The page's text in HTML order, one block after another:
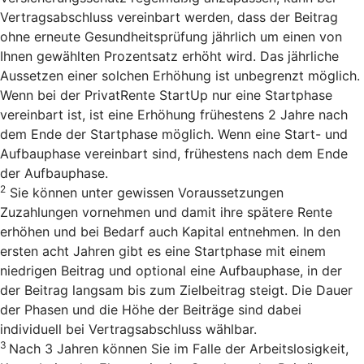
Vertragsabschluss vereinbart werden, dass der Beitrag
ohne erneute Gesundheitsprüfung jährlich um einen von
Ihnen gewählten Prozentsatz erhöht wird. Das jährliche
Aussetzen einer solchen Erhöhung ist unbegrenzt möglich.
Wenn bei der PrivatRente StartUp nur eine Startphase
vereinbart ist, ist eine Erhöhung frühestens 2 Jahre nach
dem Ende der Startphase möglich. Wenn eine Start- und
Aufbauphase vereinbart sind, frühestens nach dem Ende
der Aufbauphase.
2 Sie können unter gewissen Voraussetzungen
Zuzahlungen vornehmen und damit ihre spätere Rente
erhöhen und bei Bedarf auch Kapital entnehmen. In den
ersten acht Jahren gibt es eine Startphase mit einem
niedrigen Beitrag und optional eine Aufbauphase, in der
der Beitrag langsam bis zum Zielbeitrag steigt. Die Dauer
der Phasen und die Höhe der Beiträge sind dabei
individuell bei Vertragsabschluss wählbar.
3 Nach 3 Jahren können Sie im Falle der Arbeitslosigkeit,